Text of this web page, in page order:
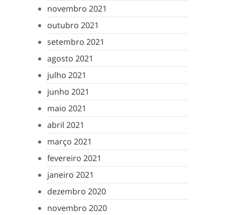
novembro 2021
outubro 2021
setembro 2021
agosto 2021
julho 2021
junho 2021
maio 2021
abril 2021
março 2021
fevereiro 2021
janeiro 2021
dezembro 2020
novembro 2020